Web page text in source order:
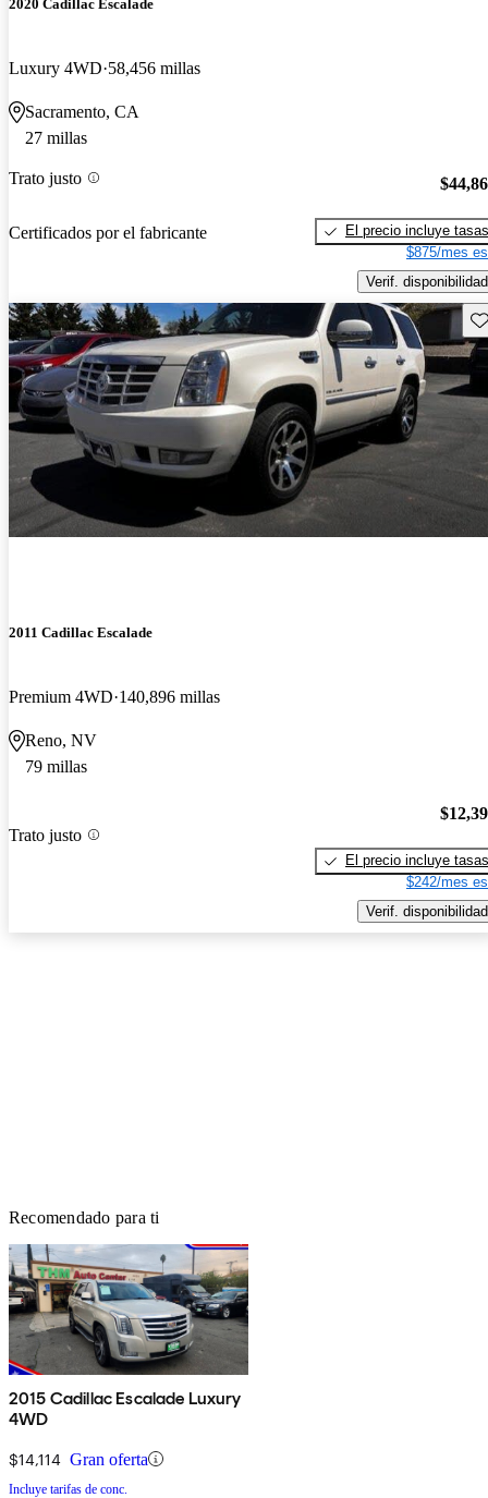
2020 Cadillac Escalade
Luxury 4WD 58,456 millas
Sacramento, CA
27 millas
Trato justo
Certificados por el fabricante
El precio incluye tasas
$875/mes
Verif. disponibilidad
2011 Cadillac Escalade
Premium 4WD 140,896 millas
Reno, NV
79 millas
Trato justo
El precio incluye tasas
$242/mes
Verif. disponibilidad
Recomendado para ti
2015 Cadillac Escalade Luxury
4WD
$14,114 Gran oferta
Incluye tarifas de conc.